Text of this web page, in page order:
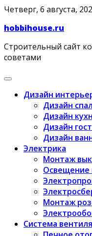
Skip
content
Четверг, 6 августа,
hobbihouse.ru
Строительный сайт
советами
Дизайн
Дизайн
Дизайн
Дизайн
Дизайн
Электрика
Монтаж
Освещение
Монтаж
Система